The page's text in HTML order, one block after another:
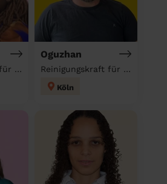
Reinigungskraft für deinen Haushalt
Oguzhan
Reinigungskraft für deinen Haushalt
Köln